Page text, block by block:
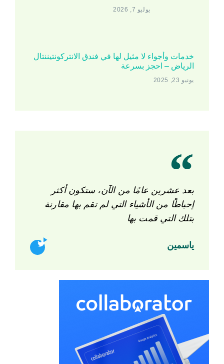
يوليو 7, 2026
خدمات وأجواء لا مثيل لها في فندق الانتركونتيننتال
الرياض – احجز بسرعة
يونيو 23, 2025
بعد عشرين عامًا من الآن، ستكون أكثر
إحباطًا من الأشياء التي لم تقم بها مقارنة
بتلك التي قمت بها
ياسمين